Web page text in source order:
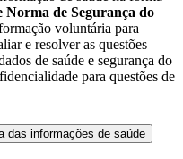
Norma de Segurança do
voluntária para
e resolver as questões
de saúde e segurança do
para questões de
das informações de saúde